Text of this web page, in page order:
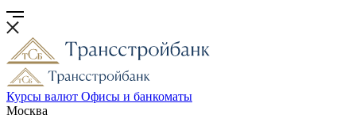
Курсы валют Офисы и банкоматы
Москва